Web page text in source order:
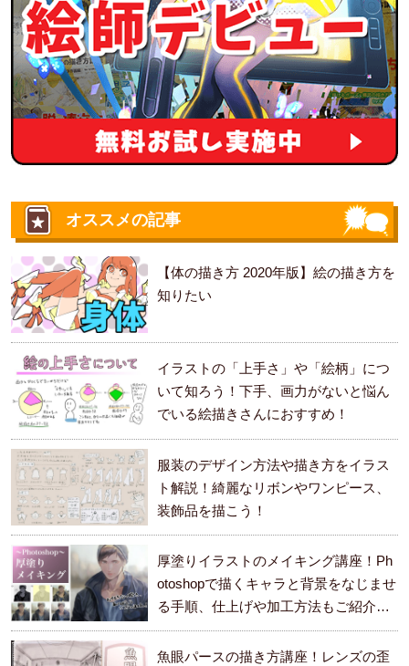
オススメの記事
【体の描き方 2020年版】絵の描き方を
知りたい
イラストの「上手さ」や「絵柄」につ
いて知ろう！下手、画力がないと悩ん
でいる絵描きさんにおすすめ！
服装のデザイン方法や描き方をイラス
ト解説！綺麗なリボンやワンピース、
装飾品を描こう！
厚塗りイラストのメイキング講座！Ph
otoshopで描くキャラと背景をなじませ
る手順、仕上げや加工方法もご紹介し
ます。
魚眼パースの描き方講座！レンズの歪